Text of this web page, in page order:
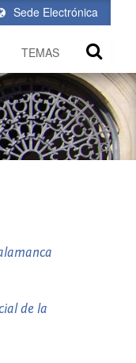
Sede Electrónica
TEMAS
de la